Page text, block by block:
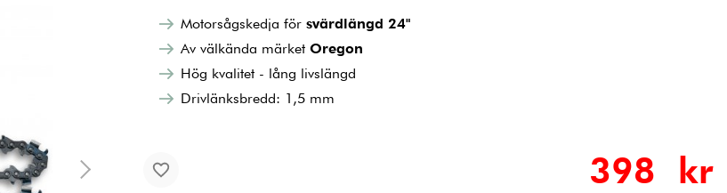
Motorsågskedja för svärdlängd 24"
Av välkända märket Oregon
Hög kvalitet - lång livslängd
Drivlänksbredd: 1,5 mm
398 kr